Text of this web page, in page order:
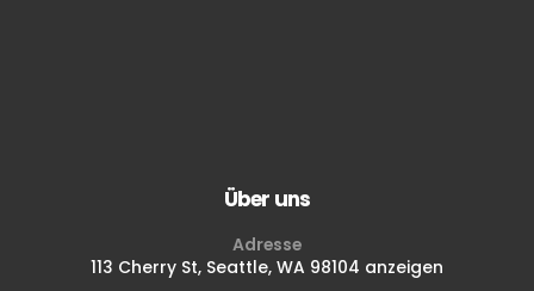
Über uns
Adresse
113 Cherry St, Seattle, WA 98104 anzeigen